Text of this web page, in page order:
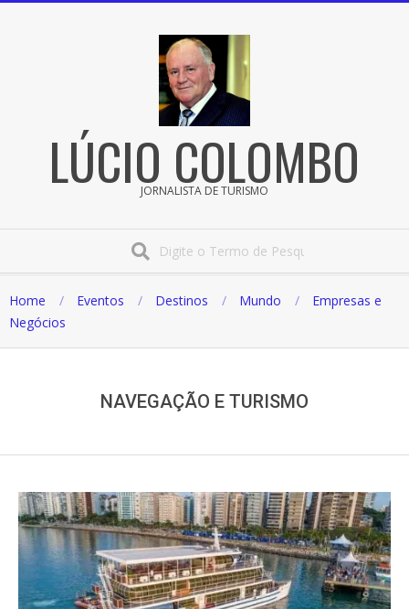
LÚCIO COLOMBO
JORNALISTA DE TURISMO
Home Eventos Destinos Mundo
Empresas e
Negócios
NAVEGAÇÃO E TURISMO